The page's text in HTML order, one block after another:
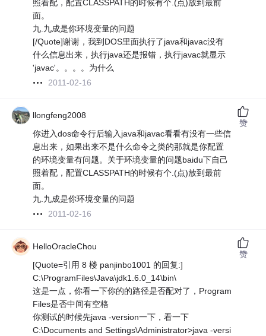
照着配，配置CLASSPATH的时候有个.(点)放到最前
面。
九.九成是你环境变量的问题
[/Quote]谢谢，我到DOS里面执行了java和javac没有
什么信息出来，执行java还是报错，执行javac就显示
'javac'。。。。为什么
2011-02-16
llongfeng2008
你进入dos命令行后输入java和javac看看有没有一些信
息出来，如果出来不是什么命令之类的那就是你配置
的环境变量有问题。关于环境变量的问题baidu下自己
照着配，配置CLASSPATH的时候有个.(点)放到最前
面。
九.九成是你环境变量的问题
2011-02-16
赞
HelloOracleChou
[Quote=引用 8 楼 panjinbo1001 的回复:]
C:\ProgramFiles\Java\jdk1.6.0_14\bin\
这是一点，你看一下你的的路径是否配对了，Program
Files是否中间有空格
你测试的时候先java -version一下，看一下
C:\Documents and Settings\Administrator>java -versi
赞